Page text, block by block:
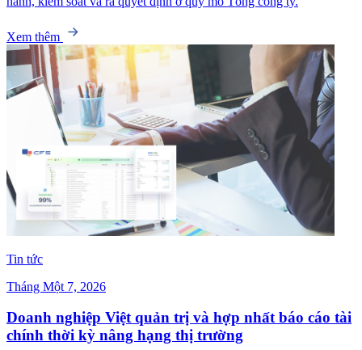
Xem thêm
Tin tức
Tháng Một 7, 2026
Doanh nghiệp Việt quản trị và hợp nhất báo cáo tài
chính thời kỳ nâng hạng thị trường